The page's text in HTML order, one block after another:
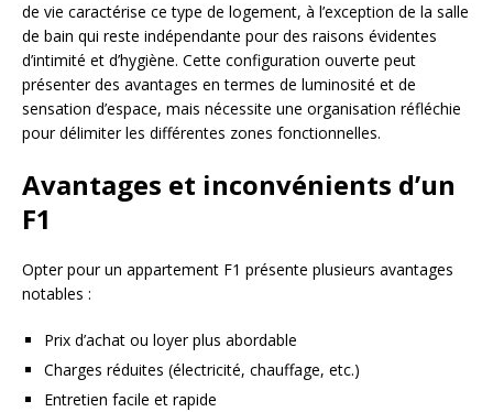
de vie caractérise ce type de logement, à l’exception de la salle
de bain qui reste indépendante pour des raisons évidentes
d’intimité et d’hygiène. Cette configuration ouverte peut
présenter des avantages en termes de luminosité et de
sensation d’espace, mais nécessite une organisation réfléchie
pour délimiter les différentes zones fonctionnelles.
Avantages et inconvénients d’un
F1
Opter pour un appartement F1 présente plusieurs avantages
notables :
Prix d’achat ou loyer plus abordable
Charges réduites (électricité, chauffage, etc.)
Entretien facile et rapide